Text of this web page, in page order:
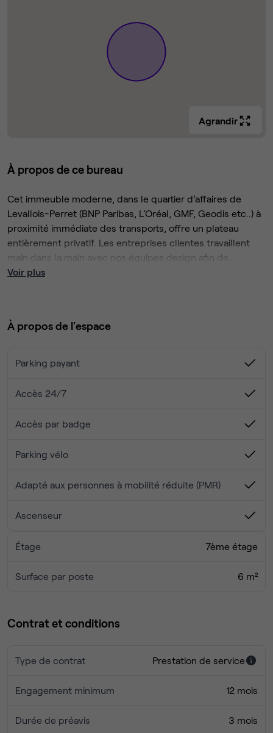
Agrandir
À propos de ce bureau
Cet immeuble moderne, dans le quartier d’affaires de
Levallois-Perret (BNP Paribas, L’Oréal, GMF, Geodis etc..) à
proximité immédiate des transports, offre un plateau
entièrement privatif. Les entreprises clientes travaillent
main dans la main avec nos équipes design afin de
concevoir un environnement de travail qui leur ressemble.
clés en main, selon le cahier des charges de
développement, nous nous occupons du reste.
Voir plus
À propos de l'espace
Parking payant
Accès 24/7
Accès par badge
Parking vélo
Adapté aux personnes à mobilité réduite (PMR)
Ascenseur
Étage 7ème étage
Surface par poste 6 m²
Contrat et conditions
Type de contrat Prestation de service
Engagement minimum 12 mois
Durée de préavis 3 mois